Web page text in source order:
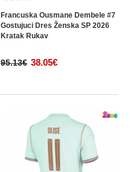
Francuska Ousmane Dembele #7
Gostujuci Dres Ženska SP 2026
Kratak Rukav
95.13€ 38.05€